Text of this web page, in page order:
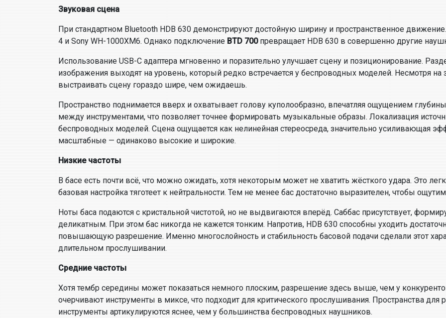
Звуковая сцена
При стандартном Bluetooth HDB 630 демонстрируют достойную ширину и пространственное
4 и Sony WH-1000XM6. Однако подключение BTD 700превращает HDB 630 в совершенно другие
Использование USB-C адаптера мгновенно и поразительно улучшает сцену и позиционирование.
изображения выходят на уровень, который редко встречается у беспроводных моделей. Несмотря
выстраивать сцену гораздо шире, чем ожидаешь.
Пространство поднимается вверх и охватывает голову куполообразно, впечатляя ощущением
между инструментами, что позволяет точнее формировать музыкальные образы. Локализация
беспроводных моделей. Сцена ощущается как нелинейная стереосреда, значительно усиливающая
масштабные — одинаково высокие и широкие.
Низкие частоты
В басе есть почти всё, что можно ожидать, хотя некоторым может не хватить жёсткого удара. Это
базовая настройка тяготеет к нейтральности. Тем не менее бас достаточно выразителен, чтобы
Ноты баса подаются с кристальной чистотой, но не выдвигаются вперёд. Саббас присутствует,
деликатным. При этом бас никогда не кажется тонким. Напротив, HDB 630 способны уходить
повышающую разрешение. Именно многослойность и стабильность басовой подачи сделали этот
длительном прослушивании.
Средние частоты
Хотя тембр середины может показаться немного плоским, разрешение здесь выше, чем у
очерчивают инструменты в миксе, что подходит для критического прослушивания. Пространства
инструменты артикулируются яснее, чем у большинства беспроводных наушников.